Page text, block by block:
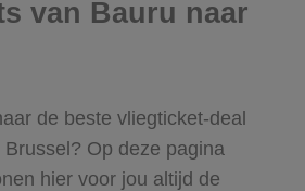
van Bauru naar
de beste vliegticket-deal
Op deze pagina
hier voor jou altijd de